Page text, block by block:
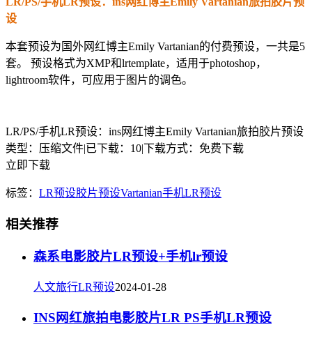
设
本套预设为国外网红博主Emily Vartanian的付费预设，一共是5
套。 预设格式为XMP和lrtemplate，适用于photoshop，
lightroom软件，可应用于图片的调色。
LR/PS/手机LR预设：ins网红博主Emily Vartanian旅拍胶片预设
类型：压缩文件|已下载：10|下载方式：免费下载
立即下载
标签： LR预设胶片预设Vartanian手机LR预设
相关推荐
森系电影胶片LR预设+手机lr预设
人文旅行LR预设2024-01-28
INS网红旅拍电影胶片LR PS手机LR预设